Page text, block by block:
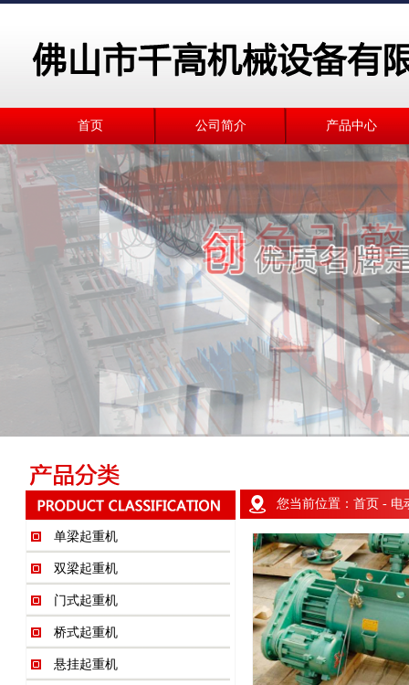
首页 公司简介 产品中心
单梁起重机
双梁起重机
门式起重机
桥式起重机
悬挂起重机
您当前位置： 首页- 电